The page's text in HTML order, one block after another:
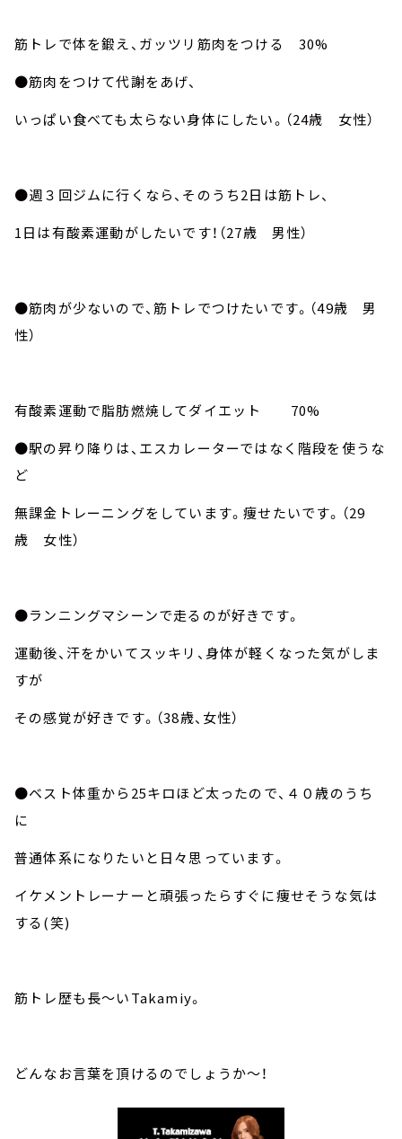
筋トレで体を鍛え、ガッツリ筋肉をつける 30%
●筋肉をつけて代謝をあげ、
いっぱい食べても太らない身体にしたい。（24歳 女性）
●週３回ジムに行くなら、そのうち2日は筋トレ、
1日は有酸素運動がしたいです！（27歳 男性）
●筋肉が少ないので、筋トレでつけたいです。（49歳 男
性）
有酸素運動で脂肪燃焼してダイエット 70%
●駅の昇り降りは、エスカレーターではなく階段を使うな
ど
無課金トレーニングをしています。痩せたいです。（29
歳 女性）
●ランニングマシーンで走るのが好きです。
運動後、汗をかいてスッキリ、身体が軽くなった気がしま
すが
その感覚が好きです。（38歳、女性）
●ベスト体重から25キロほど太ったので、４０歳のうち
に
普通体系になりたいと日々思っています。
イケメントレーナーと頑張ったらすぐに痩せそうな気は
する(笑)
筋トレ歴も長～いTakamiy。
どんなお言葉を頂けるのでしょうか～！